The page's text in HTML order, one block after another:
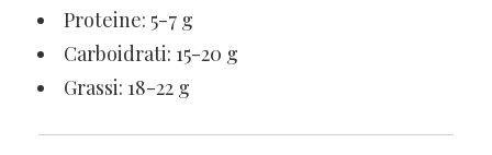
Proteine: 5-7 g
Carboidrati: 15-20 g
Grassi: 18-22 g